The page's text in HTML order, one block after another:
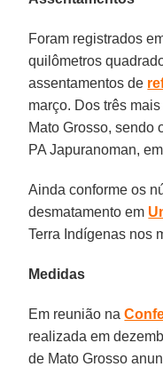
Foram registrados
quilômetros
assentamentos de
março. Dos três
Mato Grosso, sendo
PA Japuranoman,
Ainda conforme os
desmatamento em
Terra Indígenas nos
Medidas
Em reunião na
realizada em
de Mato Grosso